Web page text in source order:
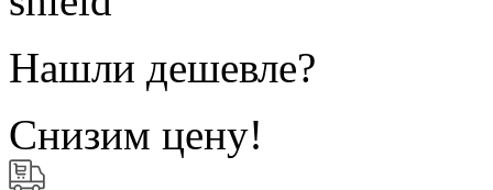
Нашли дешевле?
Снизим цену!